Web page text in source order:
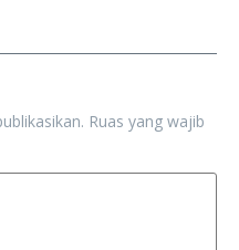
Ruas yang wajib